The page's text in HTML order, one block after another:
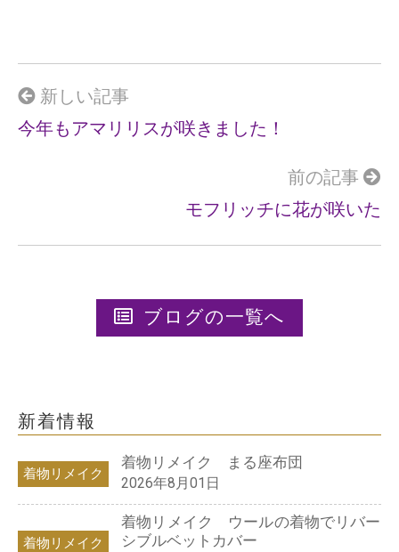
o
o
k
新しい記事
今年もアマリリスが咲きました！
前の記事
モフリッチに花が咲いた
ブログの一覧へ
新着情報
着物リメイク
着物リメイク まる座布団
2026年8月01日
着物リメイク
着物リメイク ウールの着物でリバー
シブルベットカバー